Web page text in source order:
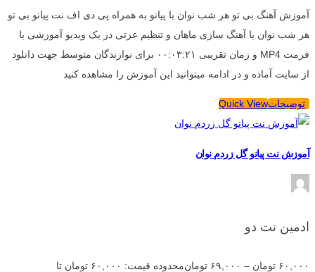
آموزش آهنگ بی تو هر شب نوان با پیانو به همراه پی دی اف نت پیانو بی تو
هر شب نوان با آهنگ سازی ماهان و تنظیم عزتی در یک ویدیو آموزشی با
فرمت MP4 و زمان تقریبی ۰۰:۰۳:۲۱ برای نوازندگان متوسط جهت دانلود
از سایت آماده و در ادامه میتوانید این آموزش را مشاهده کنید
توضیحاتQuick View
آموزش نت پیانو گل زردم نوان
ادمین نت دو
۶۰,۰۰۰ تومان – ۶۹,۰۰۰ تومان
محدوده قیمت: ۶۰,۰۰۰ تومان تا